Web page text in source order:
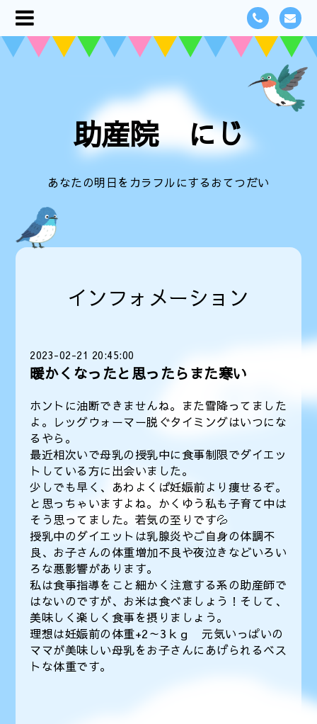
助産院 にじ
あなたの明日をカラフルにするおてつだい
インフォメーション
2023-02-21 20:45:00
暖かくなったと思ったらまた寒い
ホントに油断できませんね。また雪降ってました
よ。レッグウォーマー脱ぐタイミングはいつにな
るやら。
最近相次いで母乳の授乳中に食事制限でダイエッ
トしている方に出会いました。
少しでも早く、あわよくば妊娠前より痩せるぞ。
と思っちゃいますよね。かくゆう私も子育て中は
そう思ってました。若気の至りです💦
授乳中のダイエットは乳腺炎やご自身の体調不
良、お子さんの体重増加不良や夜泣きなどいろい
ろな悪影響があります。
私は食事指導をこと細かく注意する系の助産師で
はないのですが、お米は食べましょう！そして、
美味しく楽しく食事を摂りましょう。
理想は妊娠前の体重+2～3ｋｇ 元気いっぱいの
ママが美味しい母乳をお子さんにあげられるベス
トな体重です。